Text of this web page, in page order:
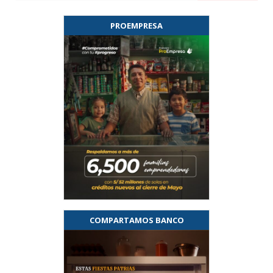
PROEMPRESA
COMPARTAMOS BANCO